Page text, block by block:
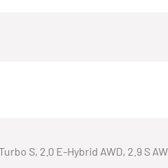
S, 2.0 E-Hybrid AWD, 2.9 S